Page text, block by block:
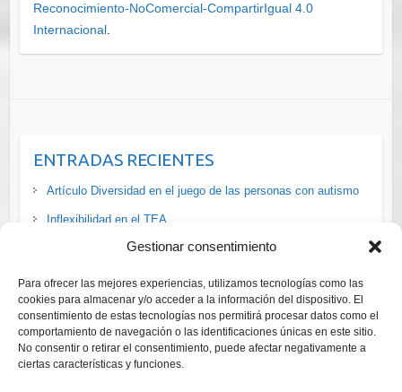
Gestionar consentimiento
Para ofrecer las mejores experiencias, utilizamos tecnologías como las
cookies para almacenar y/o acceder a la información del dispositivo. El
consentimiento de estas tecnologías nos permitirá procesar datos como el
comportamiento de navegación o las identificaciones únicas en este sitio.
No consentir o retirar el consentimiento, puede afectar negativamente a
ciertas características y funciones.
Reconocimiento-NoComercial-CompartirIgual 4.0
Internacional.
ENTRADAS RECIENTES
Artículo Diversidad en el juego de las personas con autismo
Inflexibilidad en el TEA
La situación de las personas #LGTBI+ con #discapacidad en
Cursos ADI-R y ADOS-2 Diagnóstico Trastornos del Espectro
del Autismo
Curso online gratuito para adaptar el ocio a las personas con
autismo